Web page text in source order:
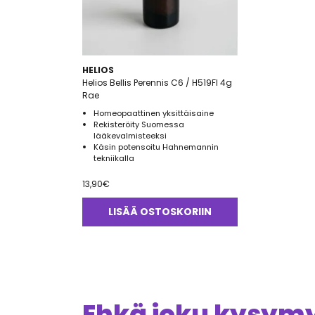
HELIOS
Helios Bellis Perennis C6 / H519FI 4g
Rae
Homeopaattinen yksittäisaine
Rekisteröity Suomessa
lääkevalmisteeksi
Käsin potensoitu Hahnemannin
tekniikalla
13,90€
LISÄÄ OSTOSKORIIN